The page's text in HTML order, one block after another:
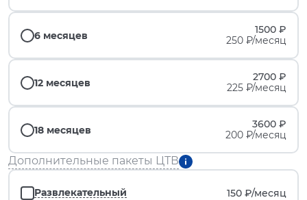
6 месяцев
1500 ₽
250 ₽/месяц
12 месяцев
2700 ₽
225 ₽/месяц
18 месяцев
3600 ₽
200 ₽/месяц
Дополнительные пакеты ЦТВ
Развлекательный 150 ₽/месяц